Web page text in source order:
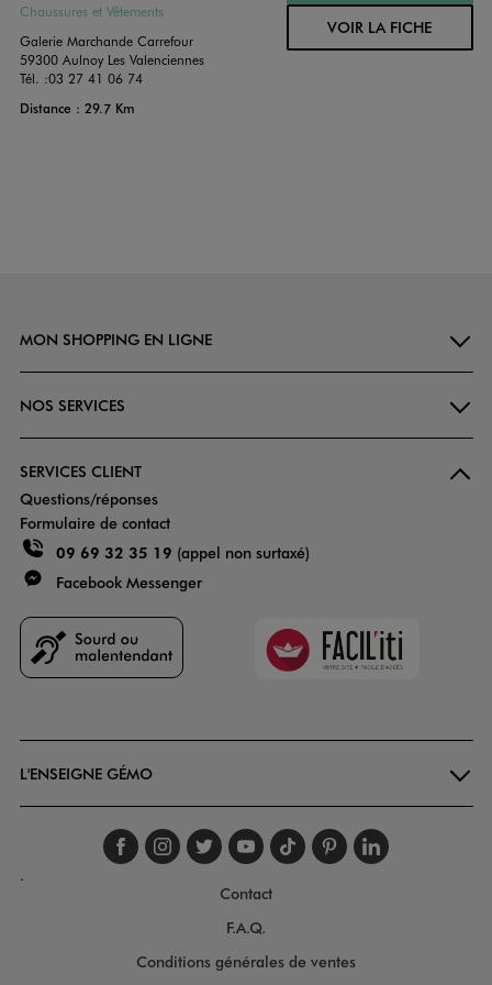
Chaussures et Vêtements
Galerie Marchande Carrefour
59300 Aulnoy Les Valenciennes
Tél. :03 27 41 06 74
Distance : 29.7 Km
VOIR LA FICHE
MON SHOPPING EN LIGNE
NOS SERVICES
SERVICES CLIENT
Questions/réponses
Formulaire de contact
09 69 32 35 19 (appel non surtaxé)
Facebook Messenger
Faciliti
L'ENSEIGNE GÉMO
Suivez-nous sur
Suivez-nous sur
Suivez-nous sur
Suivez-nous
Suivez-nous
Suivez-
.
Contact
F.A.Q.
Conditions générales de ventes